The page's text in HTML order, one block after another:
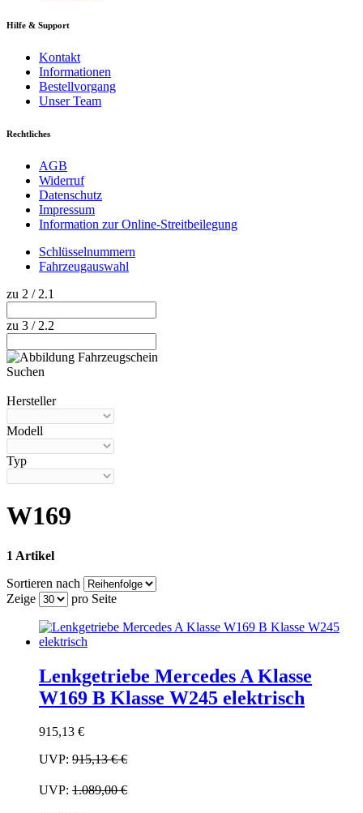
Hilfe & Support
Kontakt
Informationen
Bestellvorgang
Unser Team
Rechtliches
AGB
Widerruf
Datenschutz
Impressum
Information zur Online-Streitbeilegung
Schlüsselnummern
Fahrzeugauswahl
zu 2 / 2.1
zu 3 / 2.2
Suchen
Hersteller
Modell
Typ
W169
1 Artikel
Sortieren nach
Zeige
pro Seite
Lenkgetriebe Mercedes A Klasse
W169 B Klasse W245 elektrisch
915,13 €
UVP: 915,13 €€
UVP: 1.089,00 €